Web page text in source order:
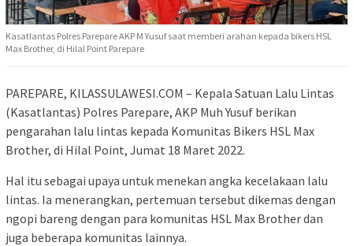
Kasatlantas Polres Parepare AKP M Yusuf saat memberi arahan kepada bikers HSL
Max Brother, di Hilal Point Parepare
PAREPARE, KILASSULAWESI.COM – Kepala Satuan Lalu Lintas
(Kasatlantas) Polres Parepare, AKP Muh Yusuf berikan
pengarahan lalu lintas kepada Komunitas Bikers HSL Max
Brother, di Hilal Point, Jumat 18 Maret 2022.
Hal itu sebagai upaya untuk menekan angka kecelakaan lalu
lintas. Ia menerangkan, pertemuan tersebut dikemas dengan
ngopi bareng dengan para komunitas HSL Max Brother dan
juga beberapa komunitas lainnya.